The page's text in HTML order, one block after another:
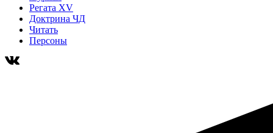
Регата XV
Доктрина ЧД
Читать
Персоны